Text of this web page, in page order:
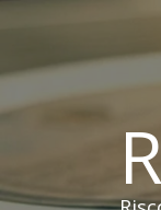
contenuto